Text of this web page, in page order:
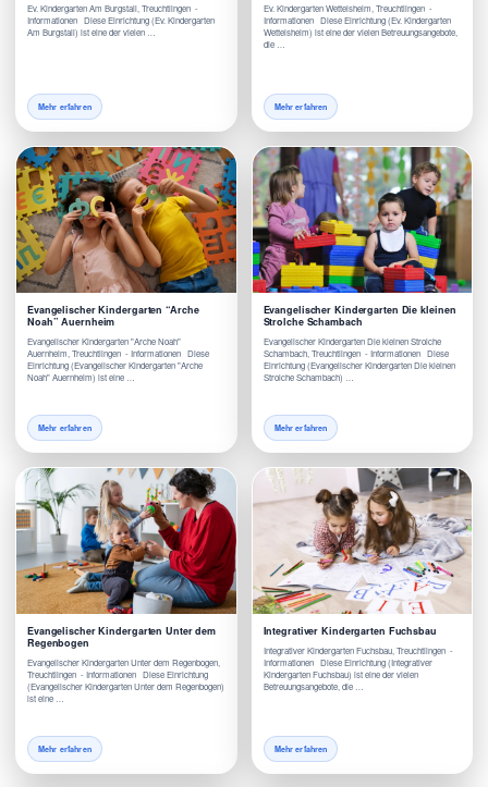
Ev. Kindergarten Am Burgstall, Treuchtlingen -
Informationen Diese Einrichtung (Ev. Kindergarten
Am Burgstall) ist eine der vielen …
Mehr erfahren
Ev. Kindergarten Wettelsheim, Treuchtlingen -
Informationen Diese Einrichtung (Ev. Kindergarten
Wettelsheim) ist eine der vielen Betreuungsangebote,
die …
Mehr erfahren
Evangelischer Kindergarten “Arche
Noah” Auernheim
Evangelischer Kindergarten "Arche Noah"
Auernheim, Treuchtlingen - Informationen Diese
Einrichtung (Evangelischer Kindergarten "Arche
Noah" Auernheim) ist eine …
Mehr erfahren
Evangelischer Kindergarten Die kleinen
Strolche Schambach
Evangelischer Kindergarten Die kleinen Strolche
Schambach, Treuchtlingen - Informationen Diese
Einrichtung (Evangelischer Kindergarten Die kleinen
Strolche Schambach) …
Mehr erfahren
Evangelischer Kindergarten Unter dem
Regenbogen
Evangelischer Kindergarten Unter dem Regenbogen,
Treuchtlingen - Informationen Diese Einrichtung
(Evangelischer Kindergarten Unter dem Regenbogen)
ist eine …
Mehr erfahren
Integrativer Kindergarten Fuchsbau
Integrativer Kindergarten Fuchsbau, Treuchtlingen -
Informationen Diese Einrichtung (Integrativer
Kindergarten Fuchsbau) ist eine der vielen
Betreuungsangebote, die …
Mehr erfahren